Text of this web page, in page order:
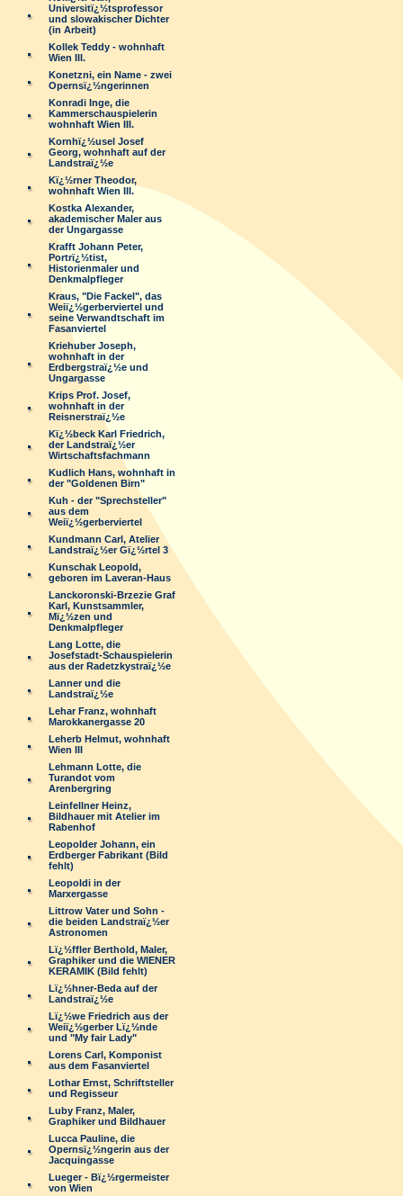
Universitï¿½tsprofessor
und slowakischer Dichter
(in Arbeit)
Kollek Teddy - wohnhaft
Wien III.
Konetzni, ein Name - zwei
Opernsï¿½ngerinnen
Konradi Inge, die
Kammerschauspielerin
wohnhaft Wien III.
Kornhï¿½usel Josef
Georg, wohnhaft auf der
Landstraï¿½e
Kï¿½rner Theodor,
wohnhaft Wien III.
Kostka Alexander,
akademischer Maler aus
der Ungargasse
Krafft Johann Peter,
Portrï¿½tist,
Historienmaler und
Denkmalpfleger
Kraus, "Die Fackel", das
Weiï¿½gerberviertel und
seine Verwandtschaft im
Fasanviertel
Kriehuber Joseph,
wohnhaft in der
Erdbergstraï¿½e und
Ungargasse
Krips Prof. Josef,
wohnhaft in der
Reisnerstraï¿½e
Kï¿½beck Karl Friedrich,
der Landstraï¿½er
Wirtschaftsfachmann
Kudlich Hans, wohnhaft in
der "Goldenen Birn"
Kuh - der "Sprechsteller"
aus dem
Weiï¿½gerberviertel
Kundmann Carl, Atelier
Landstraï¿½er Gï¿½rtel 3
Kunschak Leopold,
geboren im Laveran-Haus
Lanckoronski-Brzezie Graf
Karl, Kunstsammler,
Mï¿½zen und
Denkmalpfleger
Lang Lotte, die
Josefstadt-Schauspielerin
aus der Radetzkystraï¿½e
Lanner und die
Landstraï¿½e
Lehar Franz, wohnhaft
Marokkanergasse 20
Leherb Helmut, wohnhaft
Wien III
Lehmann Lotte, die
Turandot vom
Arenbergring
Leinfellner Heinz,
Bildhauer mit Atelier im
Rabenhof
Leopolder Johann, ein
Erdberger Fabrikant (Bild
fehlt)
Leopoldi in der
Marxergasse
Littrow Vater und Sohn -
die beiden Landstraï¿½er
Astronomen
Lï¿½ffler Berthold, Maler,
Graphiker und die WIENER
KERAMIK (Bild fehlt)
Lï¿½hner-Beda auf der
Landstraï¿½e
Lï¿½we Friedrich aus der
Weiï¿½gerber Lï¿½nde
und "My fair Lady"
Lorens Carl, Komponist
aus dem Fasanviertel
Lothar Ernst, Schriftsteller
und Regisseur
Luby Franz, Maler,
Graphiker und Bildhauer
Lucca Pauline, die
Opernsï¿½ngerin aus der
Jacquingasse
Lueger - Bï¿½rgermeister
von Wien